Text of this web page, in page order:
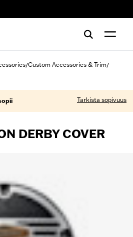
/Custom Accessories & Trim/
Tarkista sopivuus
DERBY COVER